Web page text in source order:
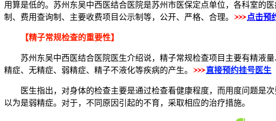
用算是低的。苏州东吴中西医结合医院是苏州市医保定点单位，各科室的
制、费用查询制、主要收费项目公示制等，公开、严格、合理。
点击预
【精子常规检查的重要性】
苏州东吴中西医结合医院医生介绍说，精子常规检查项目主要有精液量
精症、无精症、弱精症、精子不液化等疾病的产生。
直接预约挂号医生
医生指出，对身体的检查主要是通过检查看健康程度，而用度问题是次
以为是弱精症。对于，不同原因引起的不育，采取相应的治疗措施。